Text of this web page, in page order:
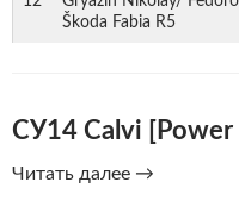
Škoda Fabia R5
СУ14 Calvi
Читать далее Тур
→